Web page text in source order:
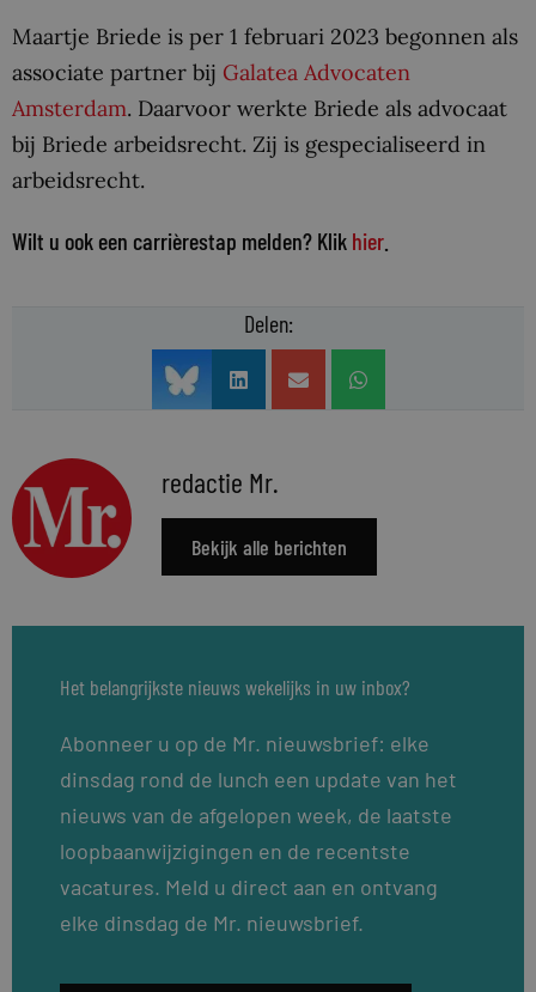
Maartje Briede is per 1 februari 2023 begonnen als
associate partner bij Galatea Advocaten
Amsterdam. Daarvoor werkte Briede als advocaat
bij Briede arbeidsrecht. Zij is gespecialiseerd in
arbeidsrecht.
Wilt u ook een carrièrestap melden? Klik hier
Delen:
redactie Mr.
Bekijk alle berichten
Het belangrijkste nieuws wekelijks in uw inbox?
Abonneer u op de Mr. nieuwsbrief: elke
dinsdag rond de lunch een update van het
nieuws van de afgelopen week, de laatste
loopbaanwijzigingen en de recentste
vacatures. Meld u direct aan en ontvang
elke dinsdag de Mr. nieuwsbrief.